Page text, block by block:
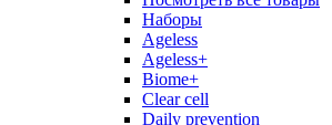
Наборы
Ageless
Ageless+
Biome+
Clear cell
Daily prevention